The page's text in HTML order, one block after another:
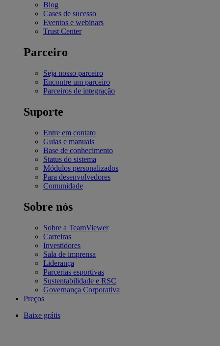
Blog
Cases de sucesso
Eventos e webinars
Trust Center
Parceiro
Seja nosso parceiro
Encontre um parceiro
Parceiros de integração
Suporte
Entre em contato
Guias e manuais
Base de conhecimento
Status do sistema
Módulos personalizados
Para desenvolvedores
Comunidade
Sobre nós
Sobre a TeamViewer
Carreiras
Investidores
Sala de imprensa
Liderança
Parcerias esportivas
Sustentabilidade e RSC
Governança Corporativa
Preços
Baixe grátis